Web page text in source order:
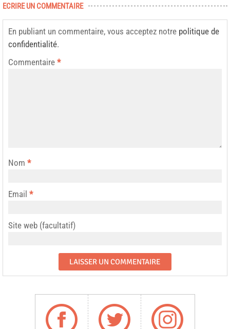
ECRIRE UN COMMENTAIRE
En publiant un commentaire, vous acceptez notre politique de
confidentialité.
Commentaire *
Nom *
Email *
Site web (facultatif)